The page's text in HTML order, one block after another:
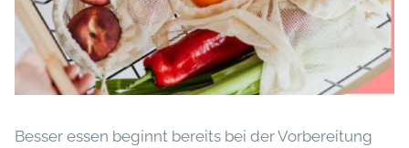
Besser essen beginnt bereits bei der Vorbereitung